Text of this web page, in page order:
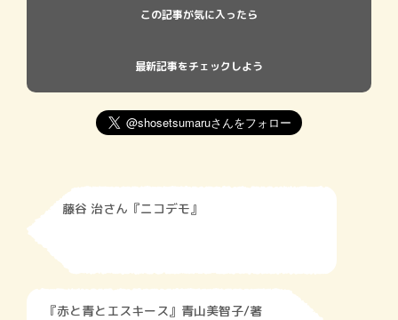
この記事が気に入ったら
最新記事をチェックしよう
藤谷 治さん『ニコデモ』
『赤と青とエスキース』青山美智子/著